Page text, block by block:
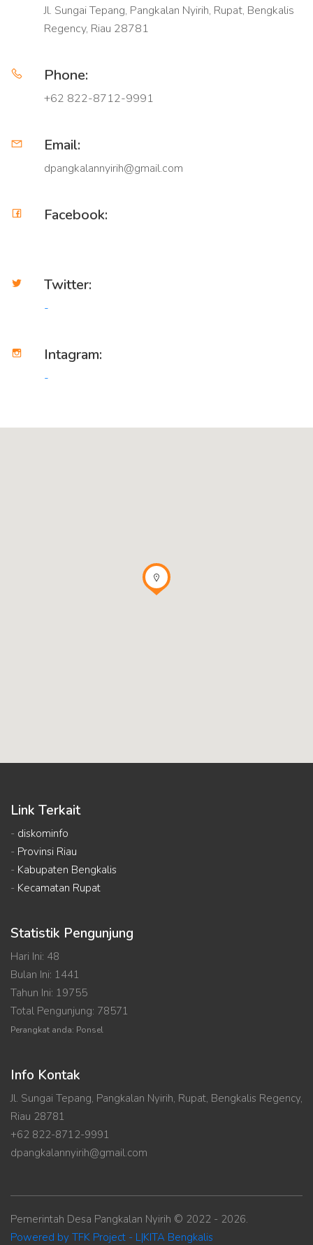
Jl. Sungai Tepang, Pangkalan Nyirih, Rupat, Bengkalis
Regency, Riau 28781
Phone:
+62 822-8712-9991
Email:
dpangkalannyirih@gmail.com
Facebook:
Twitter:
-
Intagram:
-
Link Terkait
- diskominfo
- Provinsi Riau
- Kabupaten Bengkalis
- Kecamatan Rupat
Statistik Pengunjung
Hari Ini: 48
Bulan Ini: 1441
Tahun Ini: 19755
Total Pengunjung: 78571
Perangkat anda: Ponsel
Info Kontak
Jl. Sungai Tepang, Pangkalan Nyirih, Rupat, Bengkalis Regency,
Riau 28781
+62 822-8712-9991
dpangkalannyirih@gmail.com
Pemerintah Desa Pangkalan Nyirih © 2022 - 2026.
Powered by TFK Project - L|KITA Bengkalis